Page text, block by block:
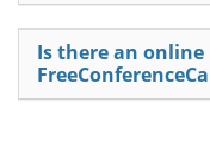
Is there an